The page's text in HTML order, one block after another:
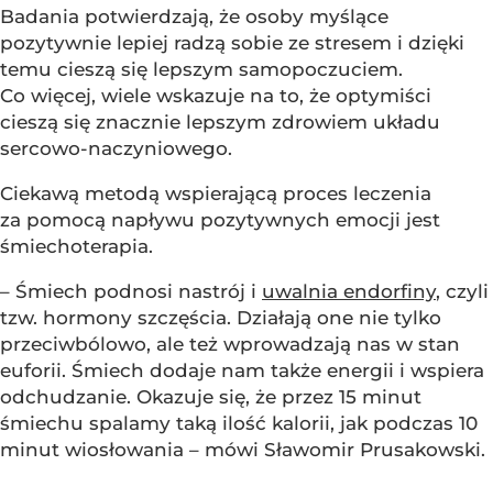
Badania potwierdzają, że osoby myślące
pozytywnie lepiej radzą sobie ze stresem i dzięki
temu cieszą się lepszym samopoczuciem.
Co więcej, wiele wskazuje na to, że optymiści
cieszą się znacznie lepszym zdrowiem układu
sercowo-naczyniowego.
Ciekawą metodą wspierającą proces leczenia
za pomocą napływu pozytywnych emocji jest
śmiechoterapia.
– Śmiech podnosi nastrój i uwalnia endorfiny, czyli
tzw. hormony szczęścia. Działają one nie tylko
przeciwbólowo, ale też wprowadzają nas w stan
euforii. Śmiech dodaje nam także energii i wspiera
odchudzanie. Okazuje się, że przez 15 minut
śmiechu spalamy taką ilość kalorii, jak podczas 10
minut wiosłowania – mówi Sławomir Prusakowski.